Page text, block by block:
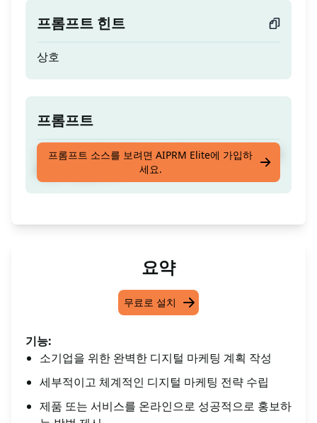
프롬프트 힌트
상호
프롬프트
소기업을 위한 완벽하고 상세한 디지털 마케팅 계
프롬프트 소스를 보려면 AIPRM Elite에 가입하
세요.
요약
무료로 설치
기능:
소기업을 위한 완벽한 디지털 마케팅 계획 작성
세부적이고 체계적인 디지털 마케팅 전략 수립
제품 또는 서비스를 온라인으로 성공적으로 홍보하